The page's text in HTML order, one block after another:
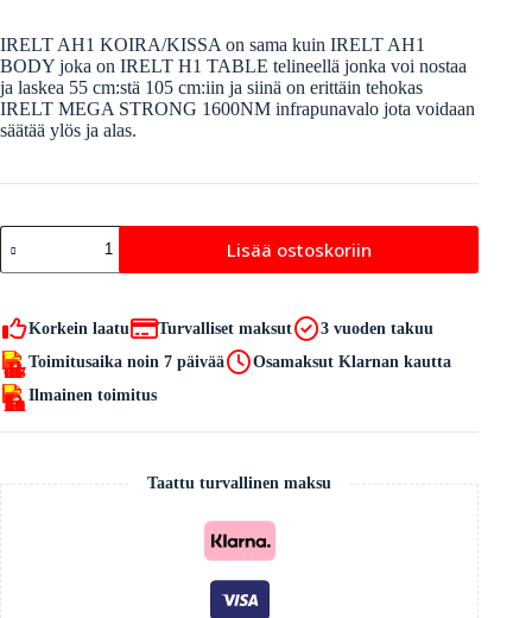
IRELT AH1 KOIRA/KISSA on sama kuin IRELT AH1
BODY joka on IRELT H1 TABLE telineellä jonka voi nostaa
ja laskea 55 cm:stä 105 cm:iin ja siinä on erittäin tehokas
IRELT MEGA STRONG 1600NM infrapunavalo jota voidaan
säätää ylös ja alas.
IRELT
AH1
KOIRA/KISSA
Lisää ostoskoriin
Korkein laatu Turvalliset maksut
3 vuoden takuu
Toimitusaika noin 7 päivää
Osamaksut Klarnan kautta
Ilmainen toimitus
Taattu turvallinen maksu